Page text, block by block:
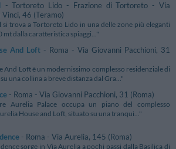
- Tortoreto Lido - Frazione di Tortoreto - Via
Vinci, 46 (Teramo)
si trova a Tortoreto Lido in una delle zone più eleganti
mt dalla caratteristica spiaggi..."
And Loft - Roma - Via Giovanni Pacchioni, 31
And Loft è un modernissimo complesso residenziale di
una collina a breve distanza dal Gra..."
- Roma - Via Giovanni Pacchioni, 31 (Roma)
Aurelia Palace occupa un piano del complesso
House and Loft, situato su una tranqui..."
- Roma - Via Aurelia, 145 (Roma)
sorge in Via Aurelia a pochi passi dalla Basilica di